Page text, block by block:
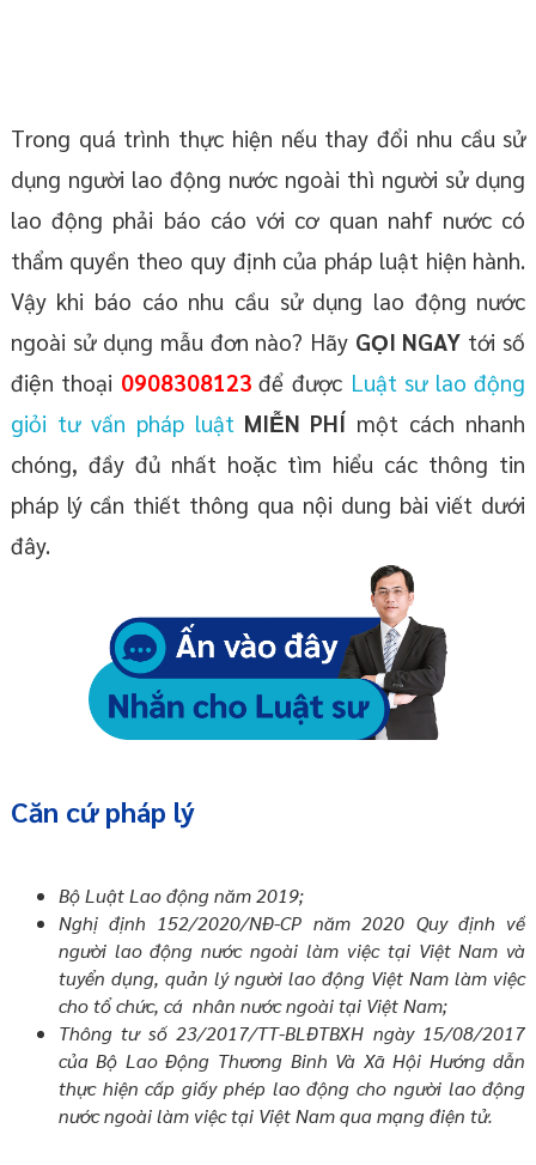
Trong quá trình thực hiện nếu thay đổi nhu cầu sử
dụng người lao động nước ngoài thì người sử dụng
lao động phải báo cáo với cơ quan nahf nước có
thẩm quyền theo quy định của pháp luật hiện hành.
Vậy khi báo cáo nhu cầu sử dụng lao động nước
ngoài sử dụng mẫu đơn nào? Hãy GỌI NGAY tới số
điện thoại 0908308123để được Luật sư lao động
giỏi tư vấn pháp luật MIỄN PHÍ một cách nhanh
chóng, đầy đủ nhất hoặc tìm hiểu các thông tin
pháp lý cần thiết thông qua nội dung bài viết dưới
đây.
Căn cứ pháp lý
Bộ Luật Lao động năm 2019;
Nghị định 152/2020/NĐ-CP năm 2020 Quy định về
người lao động nước ngoài làm việc tại Việt Nam và
tuyển dụng, quản lý người lao động Việt Nam làm việc
cho tổ chức, cá nhân nước ngoài tại Việt Nam;
Thông tư số 23/2017/TT-BLĐTBXH ngày 15/08/2017
của Bộ Lao Động Thương Binh Và Xã Hội Hướng dẫn
thực hiện cấp giấy phép lao động cho người lao động
nước ngoài làm việc tại Việt Nam qua mạng điện tử.